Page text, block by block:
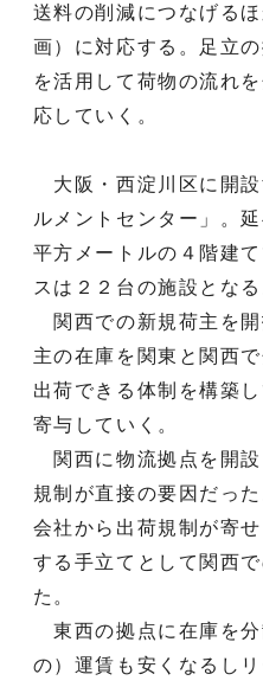
送料の削減につなげる
画）に対応する。足立
を活用して荷物の流れ
応していく。
大阪・西淀川区に開設
ルメントセンター」。
平方メートルの４階建
スは２２台の施設となる
関西での新規荷主を
主の在庫を関東と関西
出荷できる体制を構築
寄与していく。
関西に物流拠点を開
規制が直接の要因だっ
会社から出荷規制が寄
する手立てとして関西
た。
東西の拠点に在庫を分
の）運賃も安くなるし